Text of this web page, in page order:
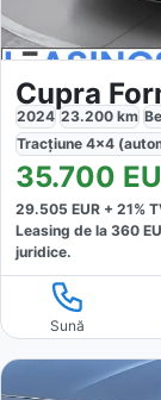
2024 23.200 km
Tracțiune 4x4
35.700
29.505 EUR + 21%
Leasing de la 360
juridice.
Sună